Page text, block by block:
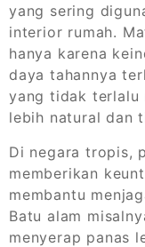
yang sering
interior rumah.
hanya karena
daya tahannya
yang tidak terlalu
lebih natural dan
Di negara tropis,
memberikan
membantu
Batu alam
menyerap panas